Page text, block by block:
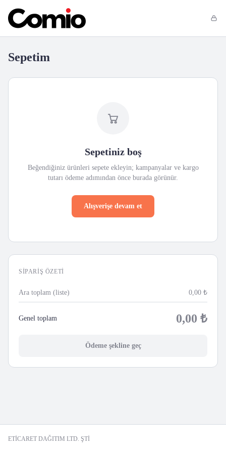
Sepetim
Sepetiniz boş
Beğendiğiniz ürünleri sepete ekleyin; kampanyalar ve kargo
tutarı ödeme adımından önce burada görünür.
Alışverişe devam et
SIPARIŞ ÖZETI
Ara toplam (liste) 0,00 ₺
Genel toplam 0,00 ₺
Ödeme şekline geç
ETİCARET DAĞITIM LTD. ŞTİ